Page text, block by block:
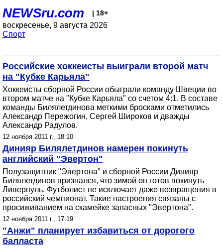
NEWSru.com | 18+
воскресенье, 9 августа 2026
Спорт
Российские хоккеисты выиграли второй матч
на "Кубке Карьяла"
Хоккеисты сборной России обыграли команду Швеции во
втором матче на "Кубке Карьяла" со счетом 4:1. В составе
команды Билялетдинова меткими бросками отметились
Александр Пережогин, Сергей Широков и дважды
Александр Радулов.
12 ноября 2011 г., 18:10
Динияр Билялетдинов намерен покинуть
английский "Эвертон"
Полузащитник "Эвертона" и сборной России Динияр
Билялетдинов признался, что зимой он готов покинуть
Ливерпуль. Футболист не исключает даже возвращения в
российский чемпионат. Такие настроения связаны с
просиживанием на скамейке запасных "Эвертона".
12 ноября 2011 г., 17:19
"Анжи" планирует избавиться от дорогого
балласта